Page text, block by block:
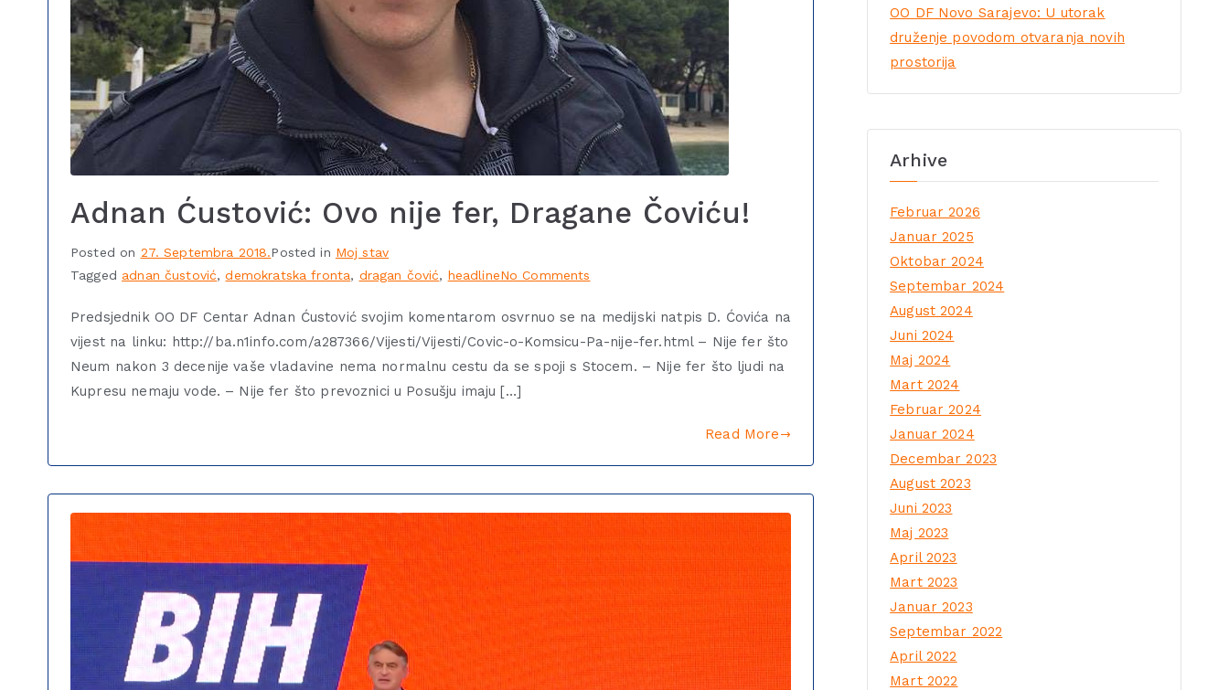
Adnan Ćustović: Ovo nije fer, Dragane Čoviću!
Posted on 27. Septembra 2018.Posted in Moj stav
Tagged adnan čustović,demokratska fronta, dragan čović, headlineNo Comments
Predsjednik OO DF Centar Adnan Ćustović svojim komentarom osvrnuo se na medijski natpis D. Ćovića na
vijest na linku: http://ba.n1info.com/a287366/Vijesti/Vijesti/Covic-o-Komsicu-Pa-nije-fer.html – Nije fer što
Neum nakon 3 decenije vaše vladavine nema normalnu cestu da se spoji s Stocem. – Nije fer što ljudi na
Kupresu nemaju vode. – Nije fer što prevoznici u Posušju imaju […]
Read More
OO DF Novo Sarajevo: U utorak
druženje povodom otvaranja novih
prostorija
Arhive
Februar 2026
Januar 2025
Oktobar 2024
Septembar 2024
August 2024
Juni 2024
Maj 2024
Mart 2024
Februar 2024
Januar 2024
Decembar 2023
August 2023
Juni 2023
Maj 2023
April 2023
Mart 2023
Januar 2023
Septembar 2022
April 2022
Mart 2022